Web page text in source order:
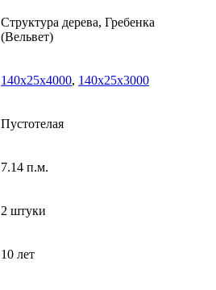
Структура дерева, Гребенка
(Вельвет)
140x25x4000, 140х25х3000
Пустотелая
7.14 п.м.
2 штуки
10 лет